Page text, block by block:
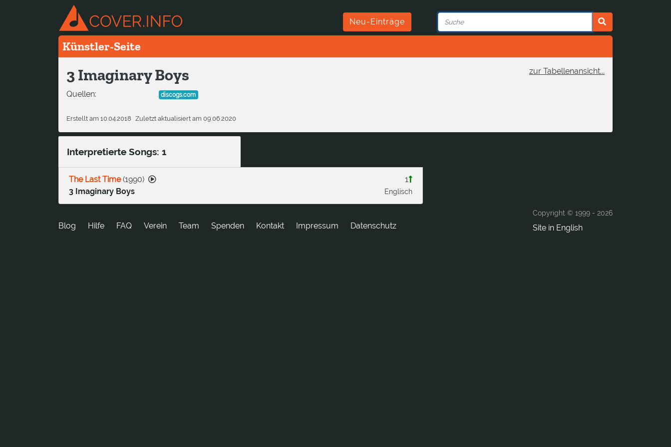
Neu-Einträge
Künstler-Seite
zur Tabellenansicht...
3 Imaginary Boys
Quellen: discogs.com
Erstellt am 10.04.2018 Zuletzt aktualisiert am 09.06.2020
Interpretierte Songs: 1
1
Englisch
The Last Time(1990)
3 Imaginary Boys
Copyright © 1999 - 2026
Site in English
Blog Hilfe FAQ Verein Team Spenden tkatnoK Impressum Datenschutz